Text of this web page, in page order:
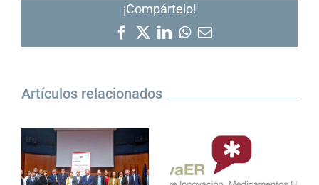
¡Compártelo!
Facebook
X LinkedIn
WhatsApp
Correo
electrónico
Artículos relacionados